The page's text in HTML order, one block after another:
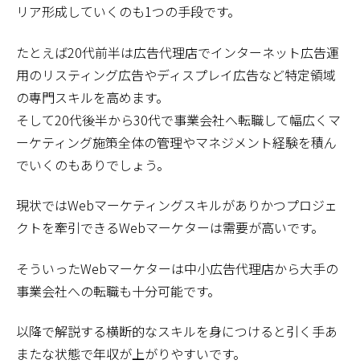
リア形成していくのも1つの手段です。
たとえば20代前半は広告代理店でインターネット広告運
用のリスティング広告やディスプレイ広告など特定領域
の専門スキルを高めます。
そして20代後半から30代で事業会社へ転職して幅広くマ
ーケティング施策全体の管理やマネジメント経験を積ん
でいくのもありでしょう。
現状ではWebマーケティングスキルがありかつプロジェ
クトを牽引できるWebマーケターは需要が高いです。
そういったWebマーケターは中小広告代理店から大手の
事業会社への転職も十分可能です。
以降で解説する横断的なスキルを身につけると引く手あ
またな状態で年収が上がりやすいです。